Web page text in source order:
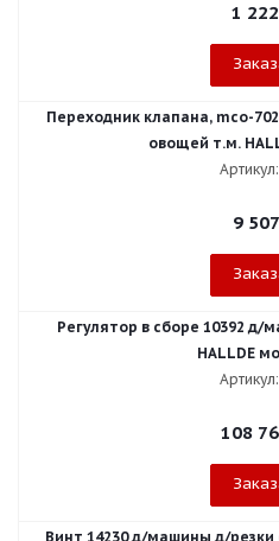
1 222
Переходник клапана, mco-
овощей т.м.
9 507
Регулятор в сборе 10392
HALLDE
108
Винт 14230 д/машины д/резки